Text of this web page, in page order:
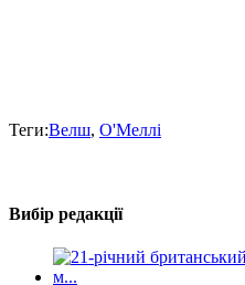
Теги:Велш, О'Меллі
Вибір редакції